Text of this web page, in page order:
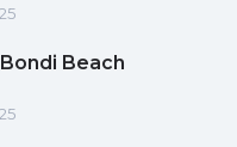
Beach